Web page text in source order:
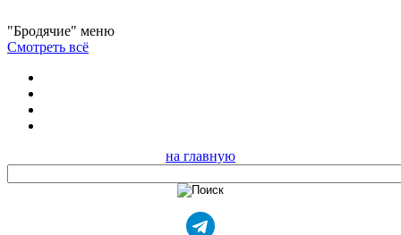
"Бродячие" меню
Смотреть всё
на главную